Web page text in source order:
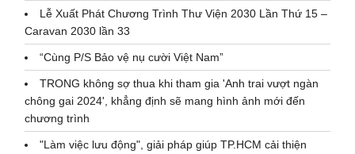
Lễ Xuất Phát Chương Trình Thư Viện 2030 Lần Thứ 15 –
Caravan 2030 lần 33
“Cùng P/S Bảo vệ nụ cười Việt Nam”
TRONG không sợ thua khi tham gia 'Anh trai vượt ngàn
chông gai 2024', khẳng định sẽ mang hình ảnh mới đến
chương trình
"Làm việc lưu động", giải pháp giúp TP.HCM cải thiện